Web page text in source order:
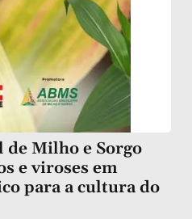
de Milho e Sorgo
e viroses em
para a cultura do